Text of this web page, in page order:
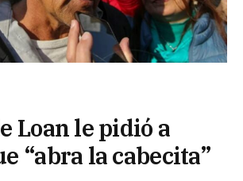
Loan le pidió a
“abra la cabecita”